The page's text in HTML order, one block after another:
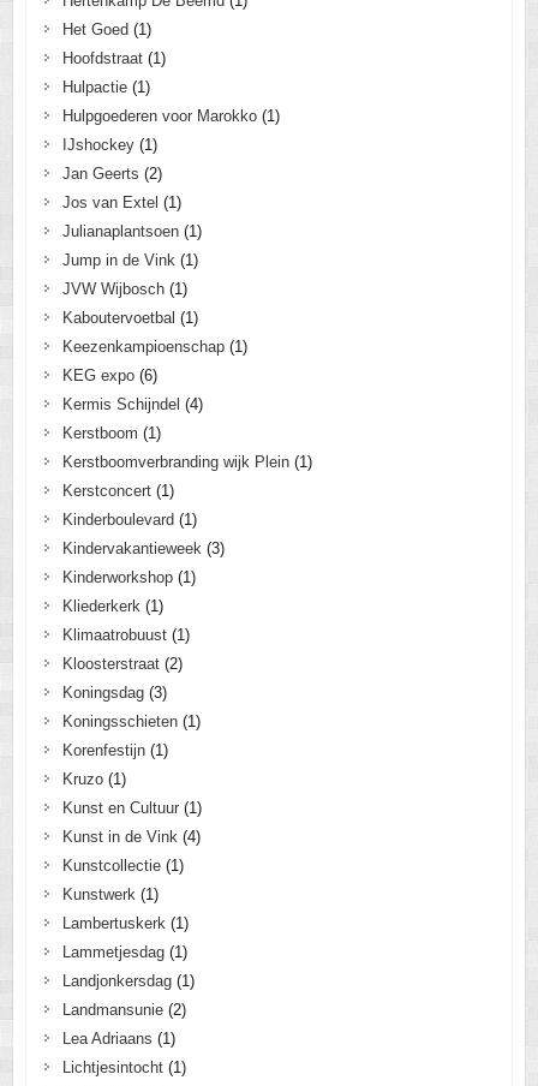
Het Goed (1)
Hoofdstraat(1)
Hulpactie(1)
Hulpgoederen voor Marokko(1)
IJshockey(1)
Jan Geerts (2)
Jos van Extel (1)
Julianaplantsoen(1)
Jump in de Vink(1)
JVW Wijbosch(1)
Kaboutervoetbal (1)
Keezenkampioenschap(1)
KEG expo(6)
Kermis Schijndel (4)
Kerstboom (1)
Kerstboomverbranding wijk Plein(1)
Kerstconcert(1)
Kinderboulevard (1)
Kindervakantieweek(3)
Kinderworkshop(1)
Kliederkerk(1)
Klimaatrobuust(1)
Kloosterstraat(2)
Koningsdag(3)
Koningsschieten(1)
Korenfestijn(1)
Kruzo(1)
Kunst en Cultuur(1)
Kunst in de Vink(4)
Kunstcollectie(1)
Kunstwerk(1)
Lambertuskerk(1)
Lammetjesdag(1)
Landjonkersdag(1)
Landmansunie(2)
Lea Adriaans (1)
Lichtjesintocht(1)